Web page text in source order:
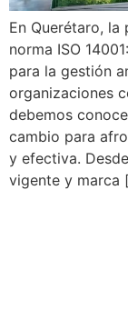
En Querétaro,
norma ISO
para la gestión
organizaciones
debemos
cambio para
y efectiva.
vigente y marca